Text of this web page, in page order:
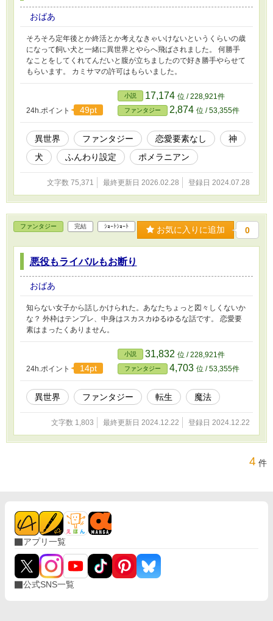
おばあ
そろそろ定年後とか終活とか考えなきゃいけないというくらいの歳
になって飼い犬と一緒に異世界とやらへ飛ばされました。 何勝手
なことをしてくれてんだいと腹が立ちましたので好き勝手やらせて
もらいます。 カミサマの許可はもらいました。
24h.ポイント 49pt
小説 17,174 位 / 228,921件
ファンタジー 2,874 位 / 53,355件
異世界 ファンタジー 恋愛要素なし
神
犬
ふんわり設定 ポメラニアン
文字数 75,371 最終更新日 2026.02.28 登録日 2024.07.28
ファンタジー 完結 ｼｮｰﾄｼｮｰﾄ お気に入りに追加 0
悪役もライバルもお断り
おばあ
知らない女子から話しかけられた。あなたちょっと図々しくないか
な？ 外枠はテンプレ、中身はスカスカゆるゆるな話です。 恋愛要
素はまったくありません。
24h.ポイント 14pt
小説 31,832 位 / 228,921件
ファンタジー 4,703 位 / 53,355件
異世界 ファンタジー 転生 魔法
文字数 1,803 最終更新日 2024.12.22 登録日 2024.12.22
4 件
アプリ一覧
公式SNS一覧